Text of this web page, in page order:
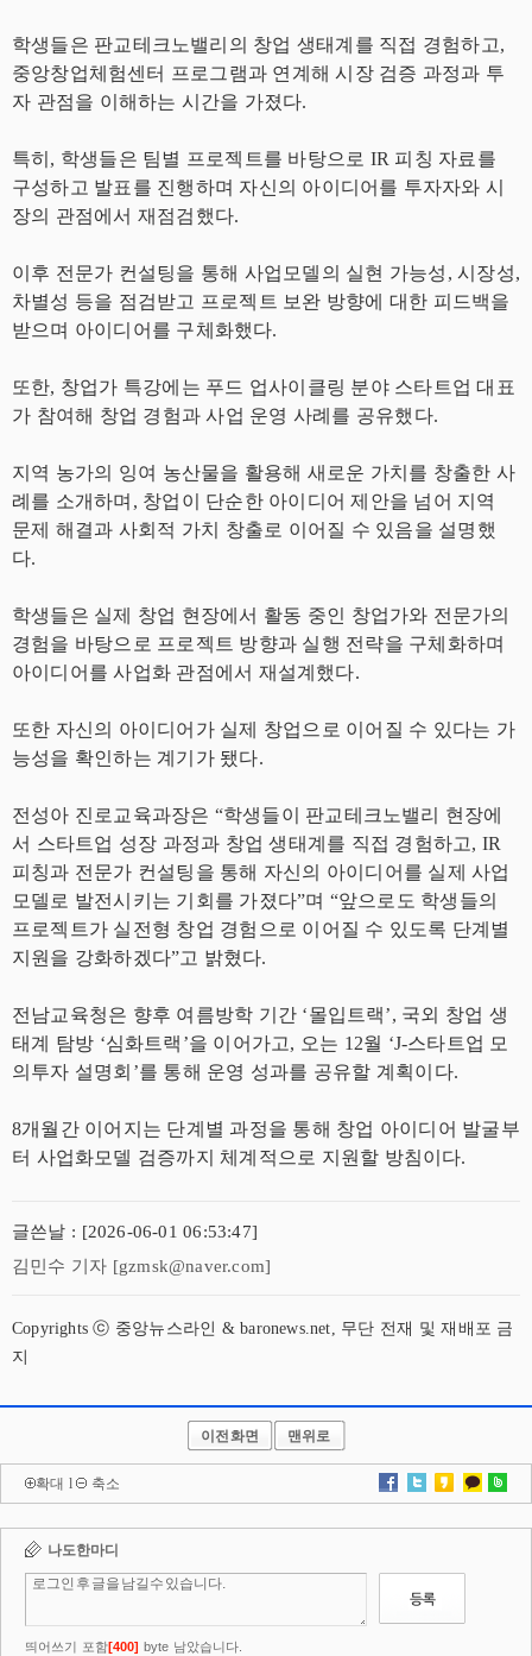
학생들은 판교테크노밸리의 창업 생태계를 직접 경험하고,
중앙창업체험센터 프로그램과 연계해 시장 검증 과정과 투
자 관점을 이해하는 시간을 가졌다.
특히, 학생들은 팀별 프로젝트를 바탕으로 IR 피칭 자료를
구성하고 발표를 진행하며 자신의 아이디어를 투자자와 시
장의 관점에서 재점검했다.
이후 전문가 컨설팅을 통해 사업모델의 실현 가능성, 시장성,
차별성 등을 점검받고 프로젝트 보완 방향에 대한 피드백을
받으며 아이디어를 구체화했다.
또한, 창업가 특강에는 푸드 업사이클링 분야 스타트업 대표
가 참여해 창업 경험과 사업 운영 사례를 공유했다.
지역 농가의 잉여 농산물을 활용해 새로운 가치를 창출한 사
례를 소개하며, 창업이 단순한 아이디어 제안을 넘어 지역
문제 해결과 사회적 가치 창출로 이어질 수 있음을 설명했
다.
학생들은 실제 창업 현장에서 활동 중인 창업가와 전문가의
경험을 바탕으로 프로젝트 방향과 실행 전략을 구체화하며
아이디어를 사업화 관점에서 재설계했다.
또한 자신의 아이디어가 실제 창업으로 이어질 수 있다는 가
능성을 확인하는 계기가 됐다.
전성아 진로교육과장은 “학생들이 판교테크노밸리 현장에
서 스타트업 성장 과정과 창업 생태계를 직접 경험하고, IR
피칭과 전문가 컨설팅을 통해 자신의 아이디어를 실제 사업
모델로 발전시키는 기회를 가졌다”며 “앞으로도 학생들의
프로젝트가 실전형 창업 경험으로 이어질 수 있도록 단계별
지원을 강화하겠다”고 밝혔다.
전남교육청은 향후 여름방학 기간 ‘몰입트랙’, 국외 창업 생
태계 탐방 ‘심화트랙’을 이어가고, 오는 12월 ‘J-스타트업 모
의투자 설명회’를 통해 운영 성과를 공유할 계획이다.
8개월간 이어지는 단계별 과정을 통해 창업 아이디어 발굴부
터 사업화모델 검증까지 체계적으로 지원할 방침이다.
글쓴날 : [2026-06-01 06:53:47]
김민수 기자 [gzmsk@naver.com]
Copyrights ⓒ 중앙뉴스라인 & baronews.net, 무단 전재 및 재배포 금
지
이전화면 맨위로
확대 l 축소